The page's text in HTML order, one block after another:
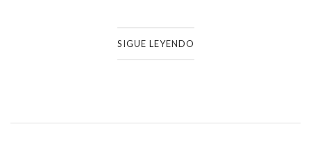
SIGUE LEYENDO